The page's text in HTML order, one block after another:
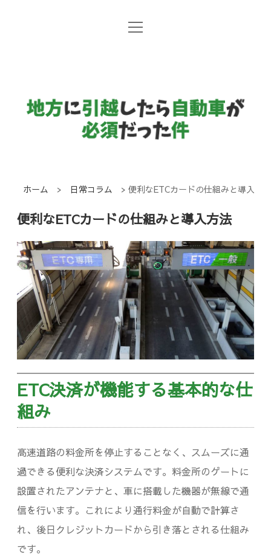
地方暮らしと自動車
国産メーカー
open
方
に
引
し
ら
自
動
車
が
必
須
だ
っ
た
件
ホーム > 日常コラム > 便利なETCカードの仕組みと導入方法
便利なETCカードの仕組みと導入方法
ETC決済が機能する基本的な仕
組み
高速道路の料金所を停止することなく、スムーズに通
過できる便利な決済システムです。料金所のゲートに
設置されたアンテナと、車に搭載した機器が無線で通
信を行います。これにより通行料金が自動で計算さ
れ、後日クレジットカードから引き落とされる仕組み
です。